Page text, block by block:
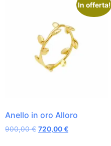
In offerta!
Anello in oro Alloro
900,00€ 720,00€